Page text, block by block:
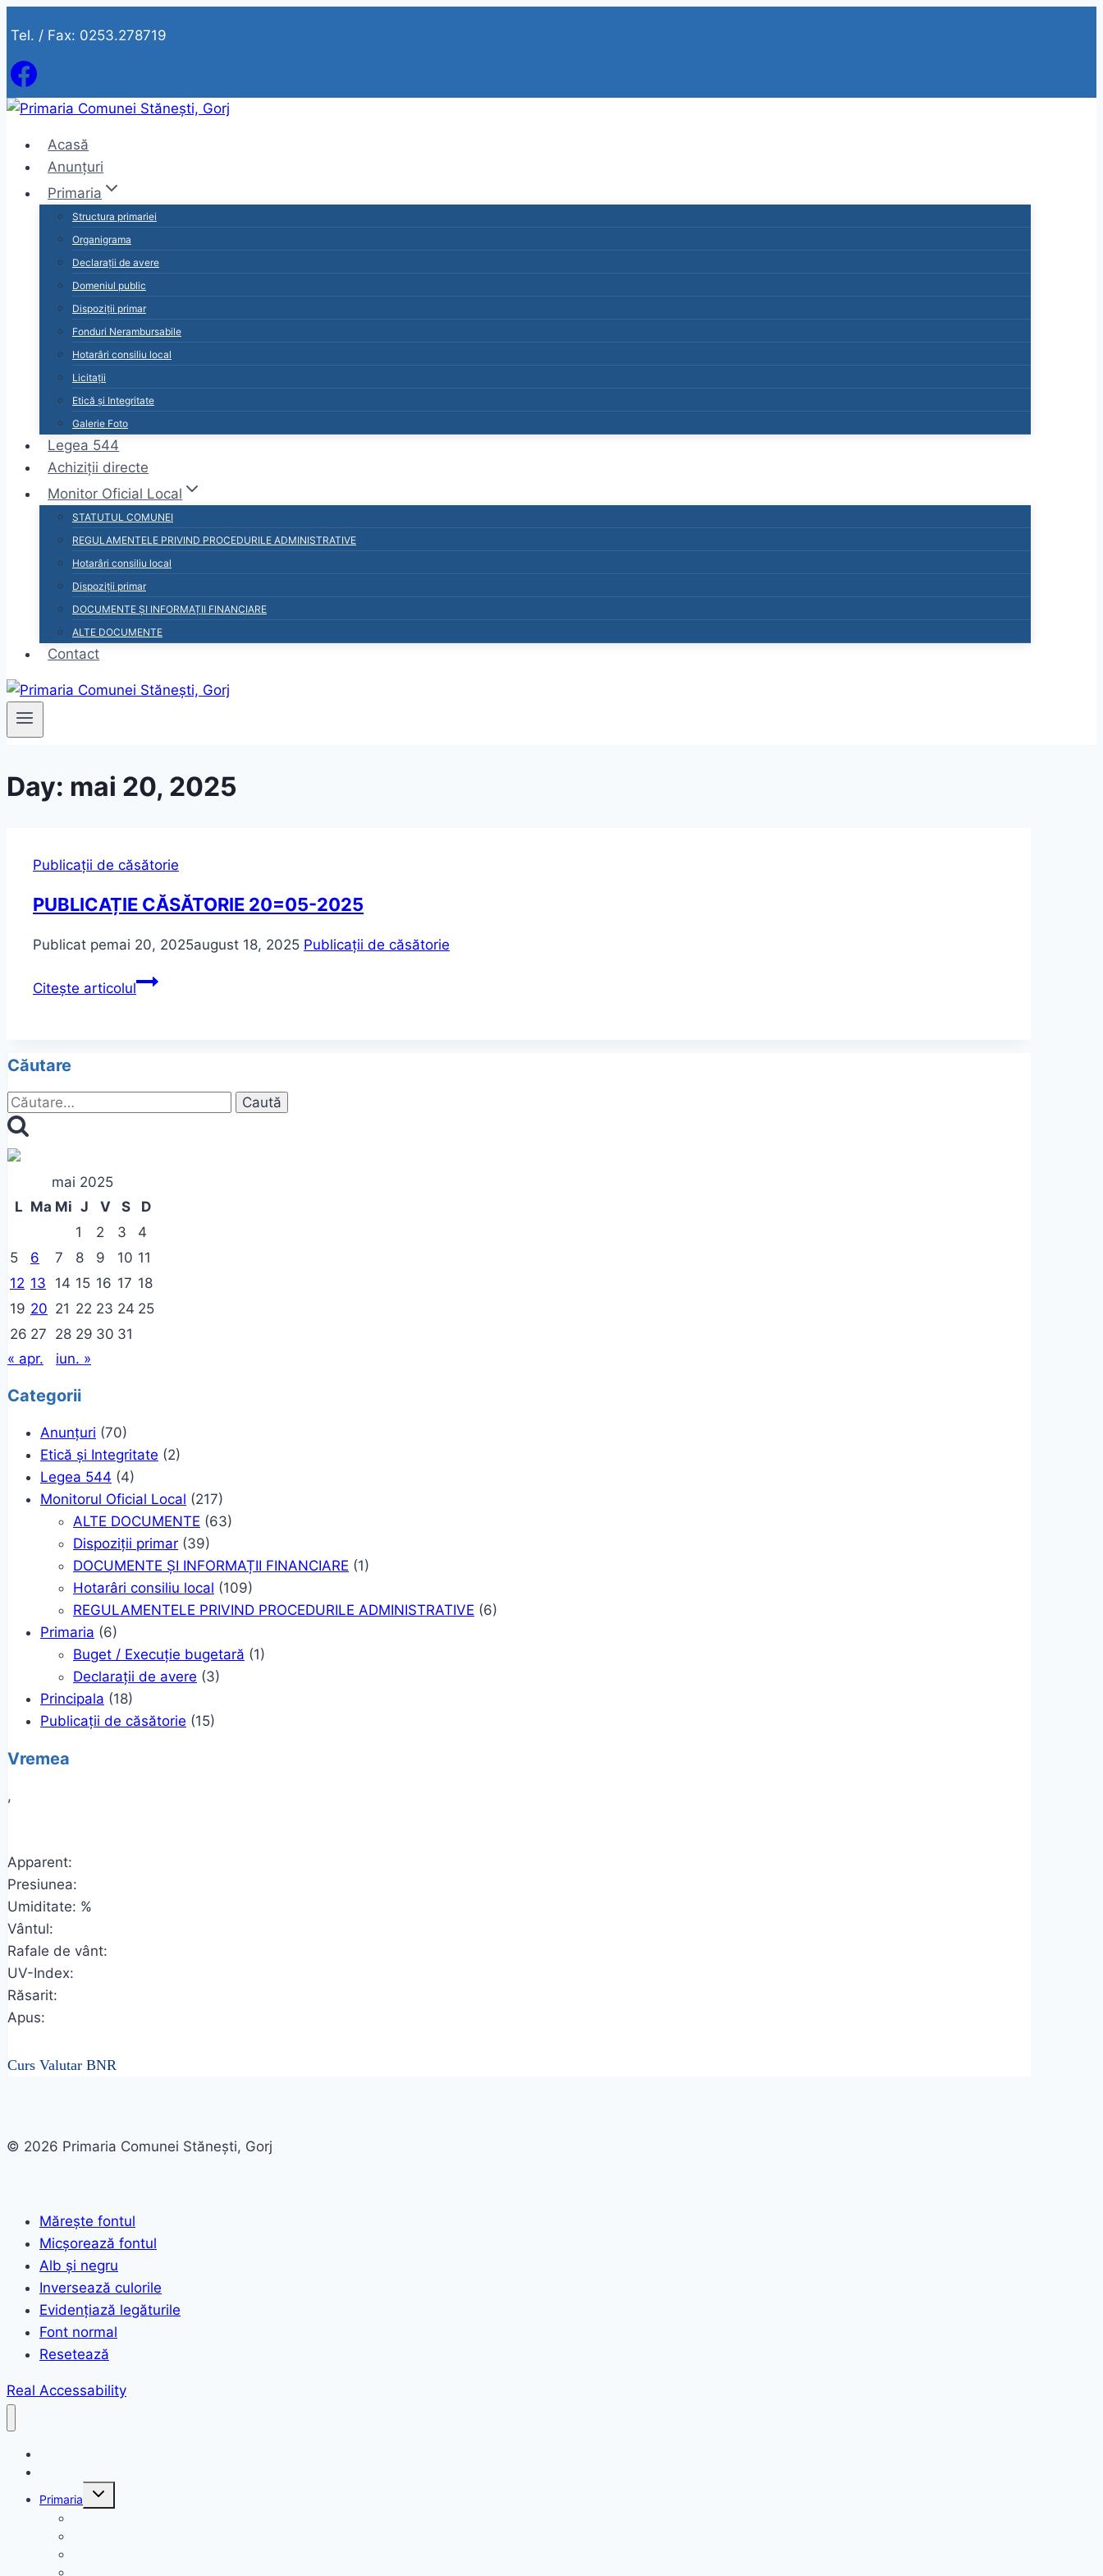
to
content
Tel. / Fax: 0253.278719
Acasă
Anunțuri
Primaria
Structura primariei
Organigrama
Declarații de avere
Domeniul public
Dispoziții primar
Fonduri Nerambursabile
Hotarâri consiliu local
Licitații
Etică și Integritate
Galerie Foto
Legea 544
Achiziții directe
Monitor Oficial Local
STATUTUL COMUNEI
REGULAMENTELE PRIVIND PROCEDURILE ADMINISTRATIVE
Hotarâri consiliu local
Dispoziții primar
DOCUMENTE ȘI INFORMAȚII FINANCIARE
ALTE DOCUMENTE
Contact
Day: mai 20, 2025
Publicații de căsătorie
PUBLICAȚIE CĂSĂTORIE 20=05-2025
Publicat pemai 20, 2025august 18, 2025 Publicații de căsătorie
Citește articolulPUBLICAȚIE
Căutare
Caută
după:
mai 2025
L Ma Mi J V S
D
1
2 3
4
5
6 7 8 9 10 11
12 13 14 15 16 17 18
19 20 21 22 23 24 25
26 27 28 29 30 31
« apr.
iun. »
Categorii
Anunțuri (70)
Etică și Integritate (2)
Legea 544 (4)
Monitorul Oficial Local (217)
ALTE DOCUMENTE (63)
Dispoziții primar (39)
DOCUMENTE ȘI INFORMAȚII FINANCIARE (1)
Hotarâri consiliu local (109)
REGULAMENTELE PRIVIND PROCEDURILE ADMINISTRATIVE (6)
Primaria (6)
Buget / Execuție bugetară (1)
Declarații de avere (3)
Principala (18)
Publicații de căsătorie (15)
Vremea
,
Apparent:
Presiunea:
Umiditate: %
Vântul:
Rafale de vânt:
UV-Index:
Răsarit:
Apus:
Curs Valutar BNR
© 2026 Primaria Comunei Stănești, Gorj
Mărește fontul
Micșorează fontul
Alb și negru
Inversează culorile
Evidențiază legăturile
Font normal
Resetează
Real Accessability
Primaria
Toggle
child